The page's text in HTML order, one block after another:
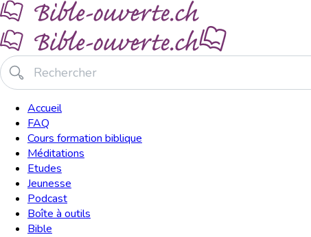
Accueil
FAQ
Cours formation biblique
Méditations
Etudes
Jeunesse
Podcast
Boîte à outils
Bible